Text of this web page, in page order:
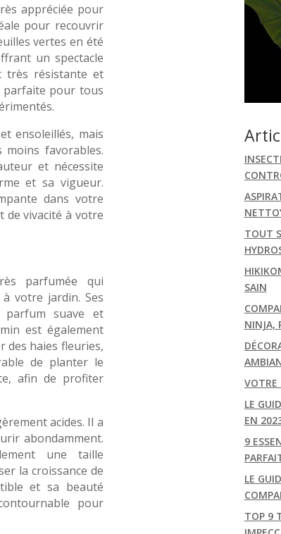
appréciée pour
pour recouvrir
vertes en été
un spectacle
très résistante et
parfaite pour tous
ensoleillés, mais
moins favorables.
et nécessite
et sa vigueur.
dans votre
de vivacité à votre
parfumée qui
votre jardin. Ses
parfum suave et
est également
des haies fleuries,
de planter le
afin de profiter
acides. Il a
abondamment.
une taille
la croissance de
et sa beauté
pour
TOUT
SAIN
NINJA,
VOTRE
LE
EN
9
LE
TOP 9